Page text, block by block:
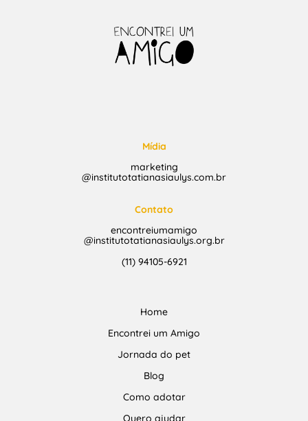
Mídia
marketing
@institutotatianasiaulys.com.br
Contato
encontreiumamigo
@institutotatianasiaulys.org.br
(11) 94105-6921
Home
Encontrei um Amigo
Jornada do pet
Blog
Como adotar
Quero ajudar